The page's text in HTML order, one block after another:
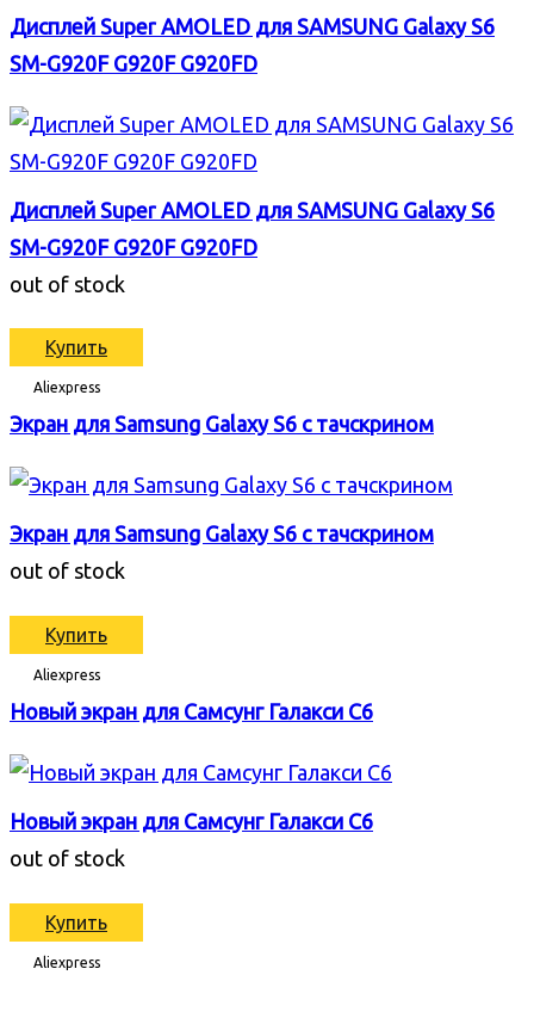
Дисплей Super AMOLED для SAMSUNG Galaxy S6
SM-G920F G920F G920FD
Дисплей Super AMOLED для SAMSUNG Galaxy S6
SM-G920F G920F G920FD
out of stock
Купить
Aliexpress
Экран для Samsung Galaxy S6 с тачскрином
Экран для Samsung Galaxy S6 с тачскрином
out of stock
Купить
Aliexpress
Новый экран для Самсунг Галакси С6
Новый экран для Самсунг Галакси С6
out of stock
Купить
Aliexpress